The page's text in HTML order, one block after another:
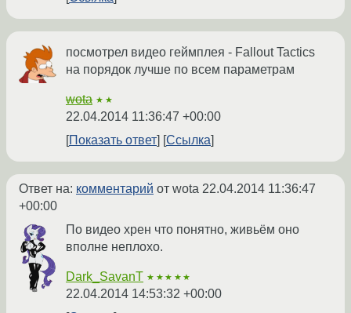
посмотрел видео геймплея - Fallout Tactics
на порядок лучше по всем параметрам
wota ★★
22.04.2014 11:36:47 +00:00
Показать ответ
Ссылка
Ответ на: комментарий от wota 22.04.2014 11:36:47
+00:00
По видео хрен что понятно, живьём оно
вполне неплохо.
Dark_SavanT ★★★★★
22.04.2014 14:53:32 +00:00